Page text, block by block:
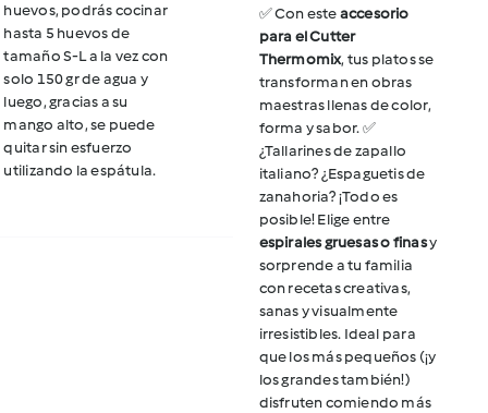
huevos, podráscocinar
hasta 5 huevos de
tamaño S-L a la vez con
solo 150 gr de agua y
luego, gracias a su
mango alto, se puede
quitar sin esfuerzo
utilizando la espátula.
✅ Con esteaccesorio
para el Cutter
Thermomix, tus platos se
transforman en obras
maestras llenas de color,
forma y sabor.✅
¿Tallarines de zapallo
italiano? ¿Espaguetis de
zanahoria? ¡Todo es
posible! Elige entre
espirales gruesas o finasy
sorprende a tu familia
con recetas creativas,
sanas y visualmente
irresistibles. Ideal para
que los más pequeños (¡y
los grandes también!)
disfruten comiendo más